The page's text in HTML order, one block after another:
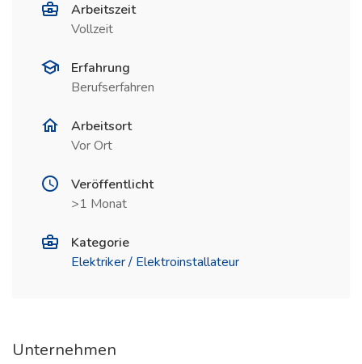
Arbeitszeit
Vollzeit
Erfahrung
Berufserfahren
Arbeitsort
Vor Ort
Veröffentlicht
>1 Monat
Kategorie
Elektriker / Elektroinstallateur
Unternehmen